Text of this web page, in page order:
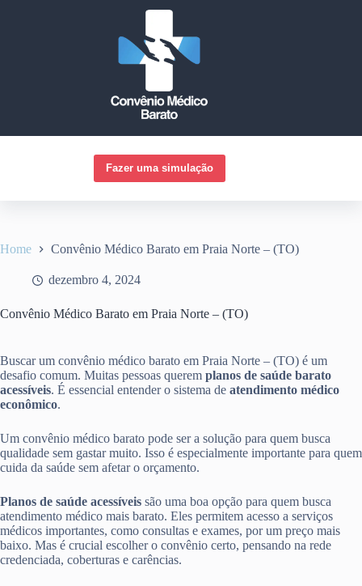
Fazer uma simulação
Home Convênio Médico Barato em Praia Norte – (TO)
dezembro 4, 2024
Convênio Médico Barato em Praia Norte – (TO)
Buscar um convênio médico barato em Praia Norte – (TO) é um
desafio comum. Muitas pessoas querem planos de saúde barato
acessíveis. É essencial entender o sistema de atendimento médico
econômico.
Um convênio médico barato pode ser a solução para quem busca
qualidade sem gastar muito. Isso é especialmente importante para quem
cuida da saúde sem afetar o orçamento.
Planos de saúde acessíveis são uma boa opção para quem busca
atendimento médico mais barato. Eles permitem acesso a serviços
médicos importantes, como consultas e exames, por um preço mais
baixo. Mas é crucial escolher o convênio certo, pensando na rede
credenciada, coberturas e carências.